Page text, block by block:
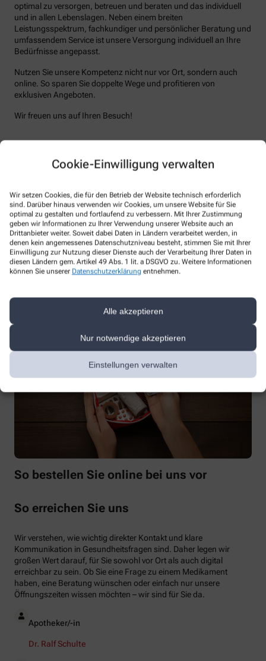
Cookie-Einwilligung verwalten
Wir setzen Cookies, die für den Betrieb der Website technisch erforderlich
sind. Darüber hinaus verwenden wir Cookies, um unsere Website für Sie
optimal zu gestalten und fortlaufend zu verbessern. Mit Ihrer Zustimmung
geben wir Informationen zu Ihrer Verwendung unserer Website auch an
Drittanbieter weiter. Soweit dabei Daten in Ländern verarbeitet werden, in
denen kein angemessenes Datenschutzniveau besteht, stimmen Sie mit Ihrer
Einwilligung zur Nutzung dieser Dienste auch der Verarbeitung Ihrer Daten in
diesen Ländern gem. Artikel 49 Abs. 1 lit. a DSGVO zu. Weitere Informationen
können Sie unserer Datenschutzerklärung entnehmen.
Alle akzeptieren
Nur notwendige akzeptieren
Einstellungen verwalten
optimal zu versorgen, betreuen und beraten und das individuell
und in allen Lebenslagen. Neben einem breiten
Leistungsspektrum, fachkundiger und persönlicher Beratung und
umfassendem Service ist unsere Versorgung individuell an Ihre
Bedürfnisse angepasst.
Nutzen Sie unsere Kompetenz nicht nur vor Ort, sondern auch
online. So sparen Sie doppelte Wege und profitieren von
exklusiven Angeboten.
Wir freuen uns auf Ihren Besuch!
Alle Leistungen
Unsere Apotheke steht nicht nur als vertrauenswürdiger Ort in
Ihrer Nachbarschaft, sondern auch als digitaler Begleiter zur
Verfügung. Vor Ort bieten wir Ihnen eine persönliche Beratung
und Betreuung an. Online stehen wir Ihnen mit derselben
Expertise und Fürsorge zur Verfügung. In beiden Dimensionen,
physisch und digital, bleiben wir Ihr verlässlicher Partner in allen
So bestellen Sie online bei uns vor
So erreichen Sie uns
Wir verstehen, wie wichtig direkter Kontakt und klare
Kommunikation in Gesundheitsfragen sind. Daher legen wir
großen Wert darauf, für Sie sowohl vor Ort als auch digital
erreichbar zu sein. Ob Sie eine Frage zu einem Medikament
haben, eine Beratung wünschen oder einfach nur unsere
Öffnungszeiten wissen möchten – wir sind für Sie da.
Apotheker/-in
Dr. Ralf Schulte